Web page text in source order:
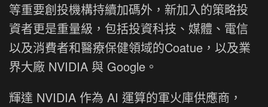
等重要創投機構持續加碼外，新加入的策略投
資者更是重量級，包括投資科技、媒體、電信
以及消費者和醫療保健領域的Coatue，以及業
界大廠 NVIDIA 與 Google。
輝達 NVIDIA 作為 AI 運算的軍火庫供應商，